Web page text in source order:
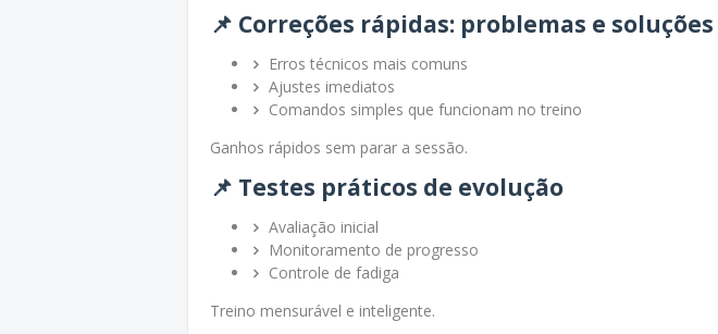
📌 Correções rápidas: problemas e soluções
Erros técnicos mais comuns
Ajustes imediatos
Comandos simples que funcionam no treino
Ganhos rápidos sem parar a sessão.
📌 Testes práticos de evolução
Avaliação inicial
Monitoramento de progresso
Controle de fadiga
Treino mensurável e inteligente.